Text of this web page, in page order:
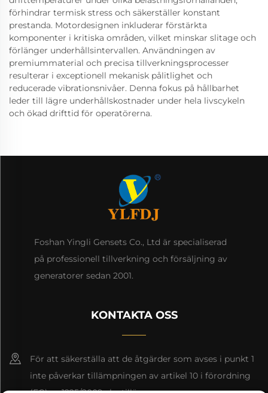
förhindrar termisk stress och säkerställer konstant
prestanda. Motordesignen inkluderar förstärkta
komponenter i kritiska områden, vilket minskar slitage och
förlänger underhållsintervallen. Användningen av
premiummaterial och precisa tillverkningsprocesser
resulterar i exceptionell mekanisk pålitlighet och
reducerade vibrationsnivåer. Denna fokus på hållbarhet
leder till lägre underhållskostnader under hela livscykeln
och ökad drifttid för operatörerna.
Foshan Yingli Gensets Co., Ltd är specialiserad
på professionell tillverkning och försäljning av
generatorer sedan 2001.
KONTAKTA OSS
För att säkerställa att de åtgärder som avses i punkt 1
inte påverkar tillämpningen av artikel 10 i förordning